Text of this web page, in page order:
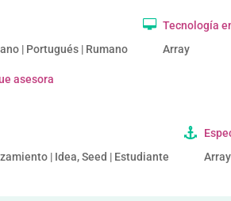
| Portugués | Rumano
Tecnología
Array
asesora
| Idea, Seed | Estudiante
Array